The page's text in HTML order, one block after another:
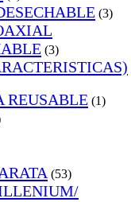
(3)
(3)
REUSABLE (1)
(53)